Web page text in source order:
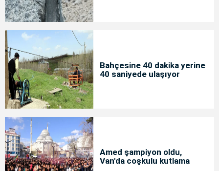
Bahçesine 40 dakika yerine
40 saniyede ulaşıyor
Amed şampiyon oldu,
Van'da coşkulu kutlama